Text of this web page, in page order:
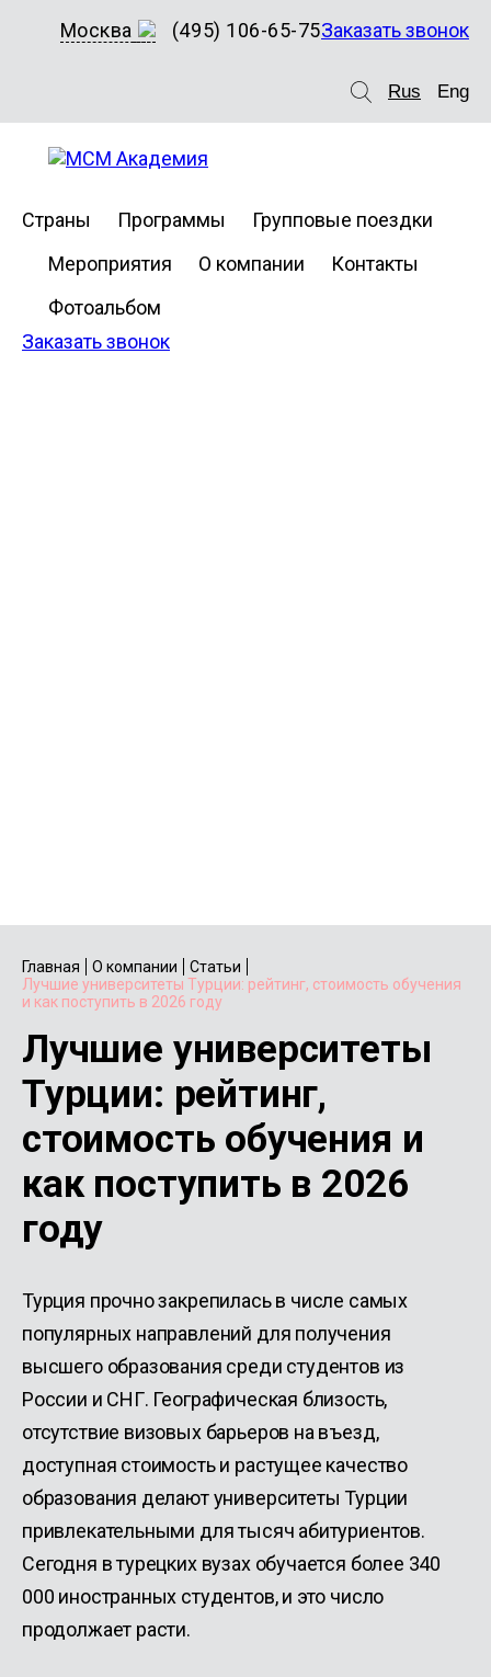
Москва (495) 106-65-75Заказать звонок
Rus Eng
Страны Программы
Групповые поездки
Мероприятия
О компании
Контакты
Фотоальбом
Заказать звонок
Главная О компании
Статьи
Лучшие университеты Турции: рейтинг, стоимость обучения
и как поступить в 2026 году
Лучшие университеты
Турции: рейтинг,
стоимость обучения и
как поступить в 2026
году
Турция прочно закрепилась в числе самых
популярных направлений для получения
высшего образования среди студентов из
России и СНГ. Географическая близость,
отсутствие визовых барьеров на въезд,
доступная стоимость и растущее качество
образования делают университеты Турции
привлекательными для тысяч абитуриентов.
Сегодня в турецких вузах обучается более 340
000 иностранных студентов, и это число
продолжает расти.